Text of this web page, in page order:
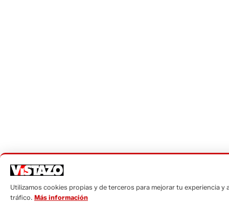
Utilizamos cookies propias y de terceros para mejorar tu experiencia y
tráfico. Más información